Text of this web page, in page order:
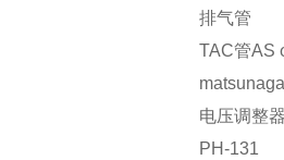
排气管
TAC管AS
matsunaga
电压调整器
PH-131